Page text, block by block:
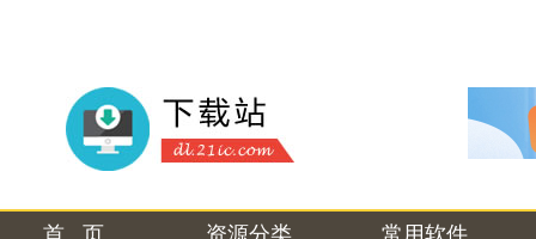
首 页 资源分类 常用软件